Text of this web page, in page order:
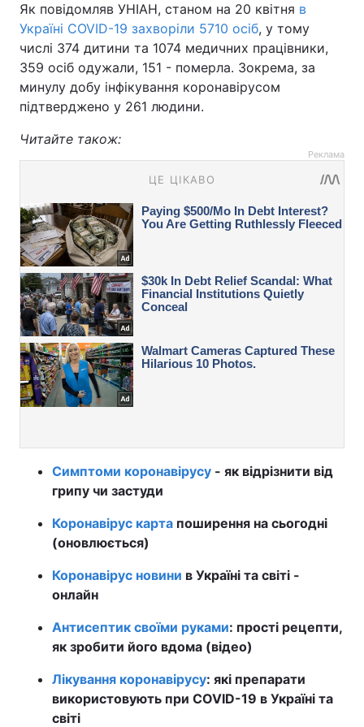
Як повідомляв УНІАН, станом на 20 квітня в
Україні COVID-19 захворіли 5710 осіб, у тому
числі 374 дитини та 1074 медичних працівники,
359 осіб одужали, 151 - померла. Зокрема, за
минулу добу інфікування коронавірусом
підтверджено у 261 людини.
Читайте також:
Реклама
Симптоми коронавірусу - як відрізнити від
грипу чи застуди
Коронавірус карта поширення на сьогодні
(оновлюється)
Коронавірус новини в Україні та світі -
онлайн
Антисептик своїми руками: прості рецепти,
як зробити його вдома (відео)
Лікування коронавірусу: які препарати
використовують при COVID-19 в Україні та
світі